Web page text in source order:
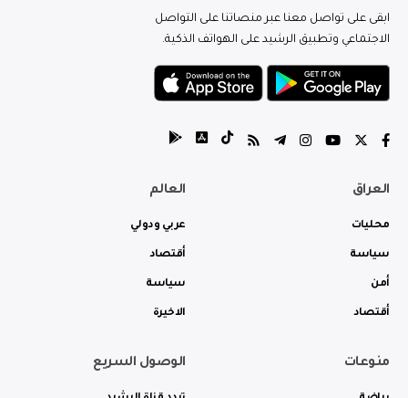
ابقى على تواصل معنا عبر منصاتنا على التواصل
الاجتماعي وتطبيق الرشيد على الهواتف الذكية.
العراق
محليات
سياسة
أمن
أقتصاد
العالم
عربي ودولي
أقتصاد
سياسة
الاخيرة
منوعات الوصول السريع